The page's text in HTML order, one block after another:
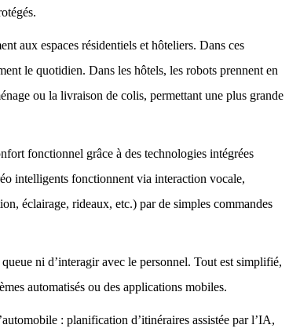
aux espaces résidentiels et hôteliers. Dans ces
le quotidien. Dans les hôtels, les robots prennent en
ou la livraison de colis, permettant une plus grande
fonctionnel grâce à des technologies intégrées
intelligents fonctionnent via interaction vocale,
éclairage, rideaux, etc.) par de simples commandes
ni d’interagir avec le personnel. Tout est simplifié,
automatisés ou des applications mobiles.
: planification d’itinéraires assistée par l’IA,